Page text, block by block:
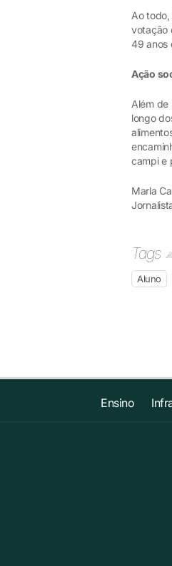
Ao
votação
49 anos
Ação
Além de
longo
campi e
Marla
Tags
Aluno
Ensino